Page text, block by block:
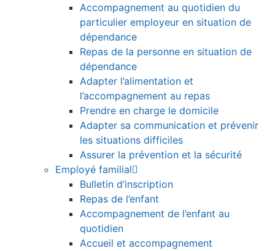
Accompagnement au quotidien du
particulier employeur en situation de
dépendance
Repas de la personne en situation de
dépendance
Adapter l’alimentation et
l’accompagnement au repas
Prendre en charge le domicile
Adapter sa communication et prévenir
les situations difficiles
Assurer la prévention et la sécurité
Employé familial
Bulletin d’inscription
Repas de l’enfant
Accompagnement de l’enfant au
quotidien
Accueil et accompagnement